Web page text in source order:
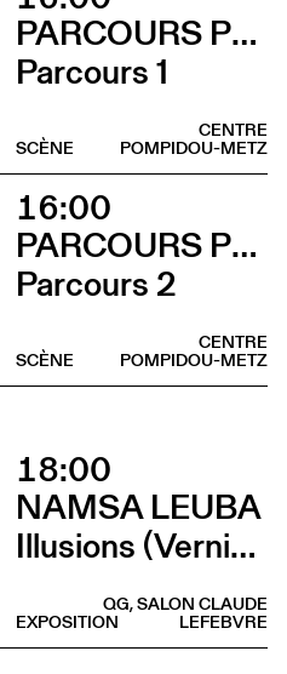
PARCOURS PERFORMANCES
Parcours 1
CENTRE
POMPIDOU-METZ
SCÈNE
16:00
PARCOURS PERFORMANCES
Parcours 2
CENTRE
POMPIDOU-METZ
SCÈNE
18:00
NAMSA LEUBA
Illusions (Vernissage)
QG, SALON CLAUDE
LEFEBVRE
EXPOSITION